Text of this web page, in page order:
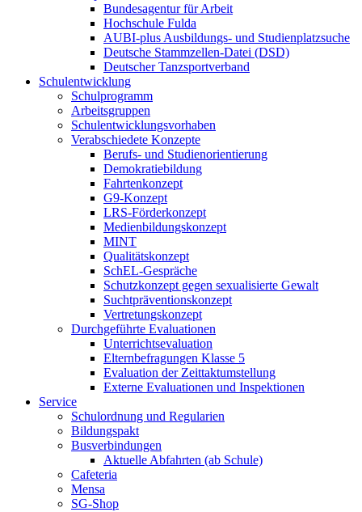
Bundesagentur für Arbeit
Hochschule Fulda
AUBI-plus Ausbildungs- und Studienplatzsuche
Deutsche Stammzellen-Datei (DSD)
Deutscher Tanzsportverband
Schulentwicklung
Schulprogramm
Arbeitsgruppen
Schulentwicklungsvorhaben
Verabschiedete Konzepte
Berufs- und Studienorientierung
Demokratiebildung
Fahrtenkonzept
G9-Konzept
LRS-Förderkonzept
Medienbildungskonzept
MINT
Qualitätskonzept
SchEL-Gespräche
Schutzkonzept gegen sexualisierte Gewalt
Suchtpräventionskonzept
Vertretungskonzept
Durchgeführte Evaluationen
Unterrichtsevaluation
Elternbefragungen Klasse 5
Evaluation der Zeittaktumstellung
Externe Evaluationen und Inspektionen
Service
Schulordnung und Regularien
Bildungspakt
Busverbindungen
Aktuelle Abfahrten (ab Schule)
Cafeteria
Mensa
SG-Shop